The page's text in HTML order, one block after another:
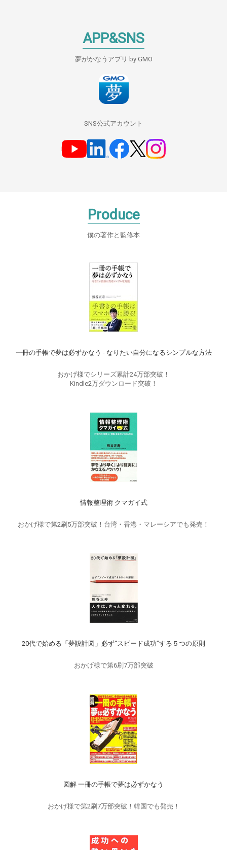
APP&SNS
夢がかなうアプリ by GMO
SNS公式アカウント
Produce
僕の著作と監修本
一冊の手帳で夢は必ずかなう - なりたい自分になるシンプルな方法
おかげ様でシリーズ累計24万部突破！
Kindle2万ダウンロード突破！
情報整理術 クマガイ式
おかげ様で第2刷5万部突破！台湾・香港・マレーシアでも発売！
20代で始める「夢設計図」必ず“スピード成功”する５つの原則
おかげ様で第6刷7万部突破
図解 一冊の手帳で夢は必ずかなう
おかげ様で第2刷7万部突破！韓国でも発売！